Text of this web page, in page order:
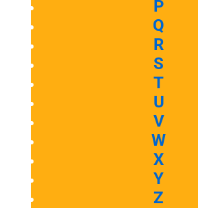
P
Q
R
S
T
U
V
W
X
Y
Z